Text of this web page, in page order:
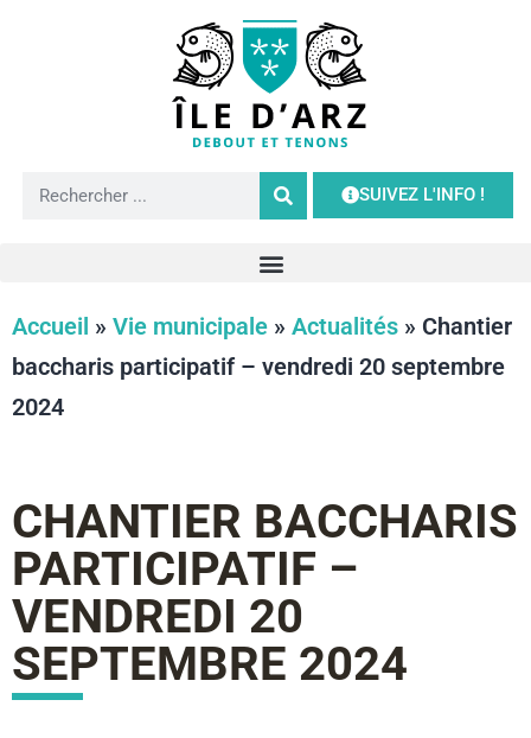
SUIVEZ L'INFO !
Accueil » Vie municipale » Actualités » Chantier
baccharis participatif – vendredi 20 septembre
2024
CHANTIER BACCHARIS
PARTICIPATIF –
VENDREDI 20
SEPTEMBRE 2024